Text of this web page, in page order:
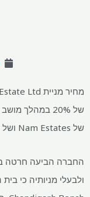
של 20% במהלך
של Nam Estates ושל Embassy One עם החברה נתקלו בעיכובים.
החברה הביעה חרטה